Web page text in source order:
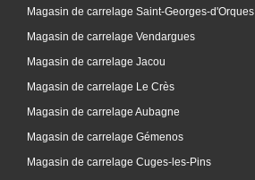
Magasin de carrelage Saint-Georges-d'Orques
Magasin de carrelage Vendargues
Magasin de carrelage Jacou
Magasin de carrelage Le Crès
Magasin de carrelage Aubagne
Magasin de carrelage Gémenos
Magasin de carrelage Cuges-les-Pins